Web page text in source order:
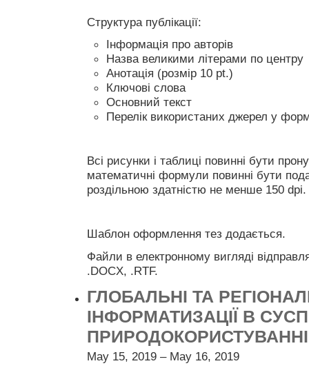
Структура публікації:
Інформація про авторів
Назва великими літерами по центру
Анотація (розмір 10 pt.)
Ключові слова
Основний текст
Перелік використаних джерел у
Всі рисунки і таблиці повинні бути
математичні формули повинні бути
роздільною здатністю не менше 150 dpi.
Шаблон оформлення тез додається.
Файли в електронному вигляді
.DOCX, .RTF.
ГЛОБАЛЬНІ ТА
ІНФОРМАТИЗАЦІЇ В
ПРИРОДОКОРИСТУВАННІ
May 15, 2019 – May 16, 2019